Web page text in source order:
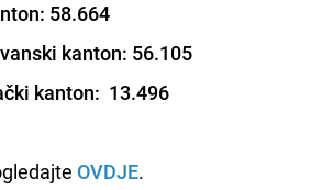
58.664
kanton: 56.105
kanton: 13.496
OVDJE.